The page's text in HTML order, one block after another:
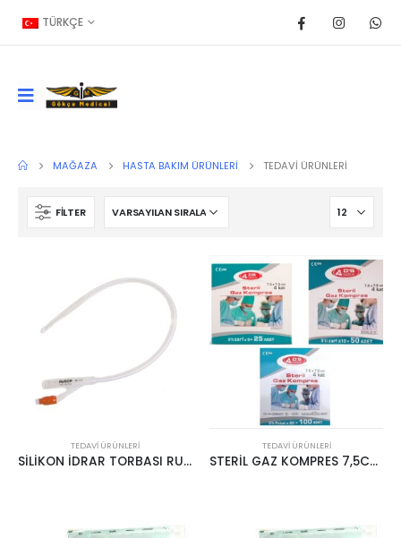
TÜRKÇE
MAĞAZA HASTA BAKIM ÜRÜNLERI TEDAVI ÜRÜNLERI
FILTER
TEDAVI ÜRÜNLERI
SİLİKON İDRAR TORBASI RUSCH
TEDAVI ÜRÜNLERI
STERİL GAZ KOMPRES 7,5CM x 7,5CM